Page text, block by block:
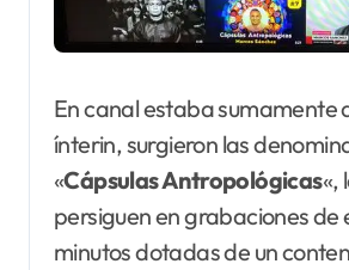
En canal estaba sumamente
ínterin, surgieron las
«Cápsulas Antropológicas«,
persiguen en grabaciones de
minutos dotadas de un